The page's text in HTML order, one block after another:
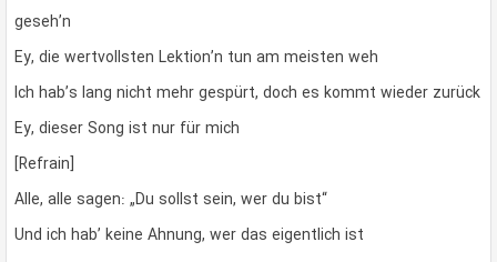
geseh’n
Ey, die wertvollsten Lektion’n tun am meisten weh
Ich hab’s lang nicht mehr gespürt, doch es kommt wieder zurück
Ey, dieser Song ist nur für mich
[Refrain]
Alle, alle sagen: „Du sollst sein, wer du bist“
Und ich hab’ keine Ahnung, wer das eigentlich ist